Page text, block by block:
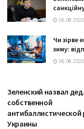
06.08.2026
Чи зірве
зиму:
06.08.2026
Зеленский назвал
собственной
антибаллистической
Украины